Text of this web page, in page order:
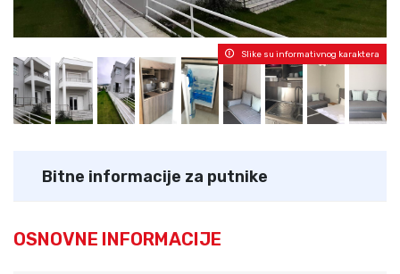
Slike su informativnog karaktera
Bitne informacije za putnike
OSNOVNE INFORMACIJE